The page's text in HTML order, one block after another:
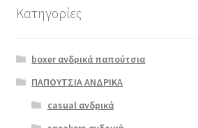
Softies 6975
ταμπά
προϊόν
έχει
πολλαπλές
Κατηγορίες
boxer ανδρικά παπούτσια
ΠΑΠΟΥΤΣΙΑ ΑΝΔΡΙΚΑ
casual ανδρικά